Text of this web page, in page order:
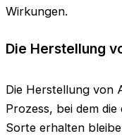
Wirkungen.
Die Herstellung
Die Herstellung von
Prozess, bei dem
Sorte erhalten